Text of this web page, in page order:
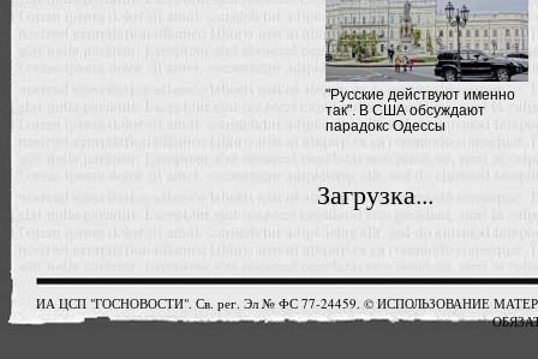
"Русские действуют именно
так". В США обсуждают
парадокс Одессы
Загрузка...
ИА ЦСП "ГОСНОВОСТИ". Св. рег. Эл № ФС 77-24459. © ИСПОЛЬЗОВАНИЕ